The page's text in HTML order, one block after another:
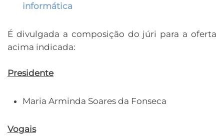
informática
É divulgada a composição do júri para a oferta
acima indicada:
Presidente
Maria Arminda Soares da Fonseca
Vogais